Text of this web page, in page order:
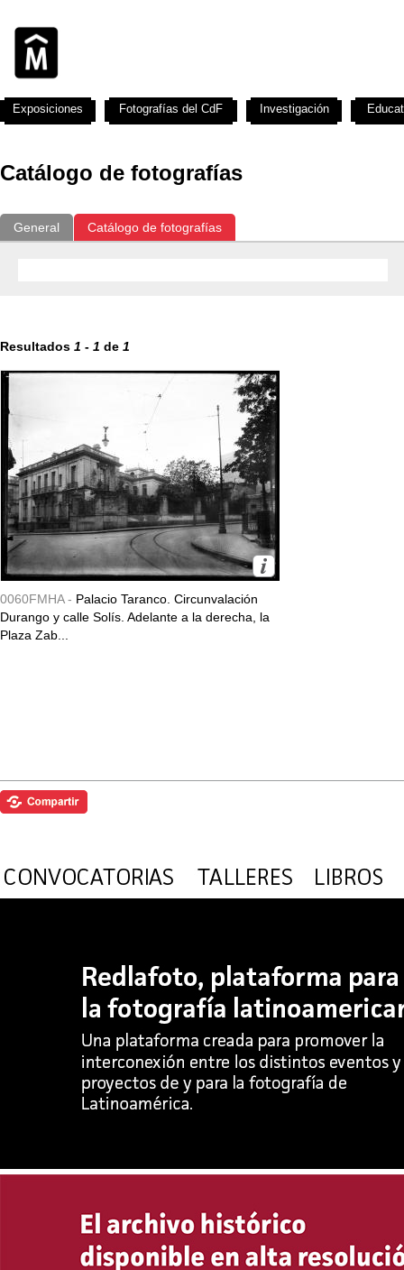
Catálogo de fotografías
General Catálogo de fotografías
Resultados 1 - 1 de 1
0060FMHA - Palacio Taranco. Circunvalación
Durango y calle Solís. Adelante a la derecha, la
Plaza Zab...
Exposiciones Fotografías del CdF Investigación